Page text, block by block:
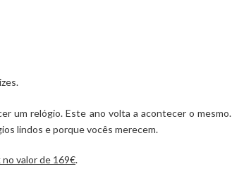
um relógio. Este ano volta a acontecer o mesmo.
lindos e porque vocês merecem.
no valor de 169€.